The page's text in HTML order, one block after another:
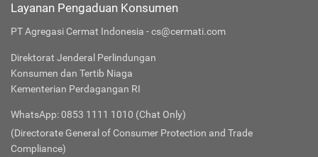
Layanan Pengaduan Konsumen
PT Agregasi Cermat Indonesia - cs@cermati.com
Direktorat Jenderal Perlindungan
Konsumen dan Tertib Niaga
Kementerian Perdagangan RI
WhatsApp: 0853 1111 1010 (Chat Only)
(Directorate General of Consumer Protection and Trade
Compliance)